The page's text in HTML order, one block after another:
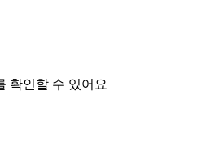
확인할 수 있어요